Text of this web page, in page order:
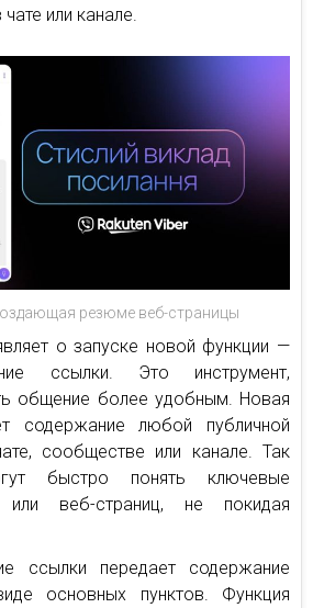
или канале.
резюме веб-страницы
о запуске новой функции —
ссылки. Это инструмент,
общение более удобным. Новая
содержание любой публичной
сообществе или канале. Так
быстро понять ключевые
веб-страниц, не покидая
ссылки передает содержание
основных пунктов. Функция